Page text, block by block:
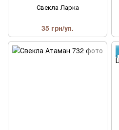
Свекла Ларка
35 грн/уп.